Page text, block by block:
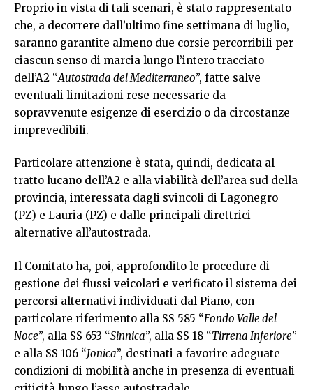
Proprio in vista di tali scenari, è stato rappresentato
che, a decorrere dall’ultimo fine settimana di luglio,
saranno garantite almeno due corsie percorribili per
ciascun senso di marcia lungo l’intero tracciato
dell’A2 “Autostrada del Mediterraneo”, fatte salve
eventuali limitazioni rese necessarie da
sopravvenute esigenze di esercizio o da circostanze
imprevedibili.
Particolare attenzione è stata, quindi, dedicata al
tratto lucano dell’A2 e alla viabilità dell’area sud della
provincia, interessata dagli svincoli di Lagonegro
(PZ) e Lauria (PZ) e dalle principali direttrici
alternative all’autostrada.
Il Comitato ha, poi, approfondito le procedure di
gestione dei flussi veicolari e verificato il sistema dei
percorsi alternativi individuati dal Piano, con
particolare riferimento alla SS 585 “Fondo Valle del
Noce”, alla SS 653 “Sinnica”, alla SS 18 “Tirrena Inferiore”
e alla SS 106 “Jonica”, destinati a favorire adeguate
condizioni di mobilità anche in presenza di eventuali